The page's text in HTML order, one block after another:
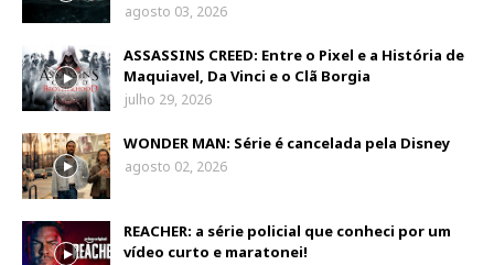
agosto 03, 2026
ASSASSINS CREED: Entre o Pixel e a História de
Maquiavel, Da Vinci e o Clã Borgia
julho 29, 2026
WONDER MAN: Série é cancelada pela Disney
agosto 02, 2026
REACHER: a série policial que conheci por um
vídeo curto e maratonei!